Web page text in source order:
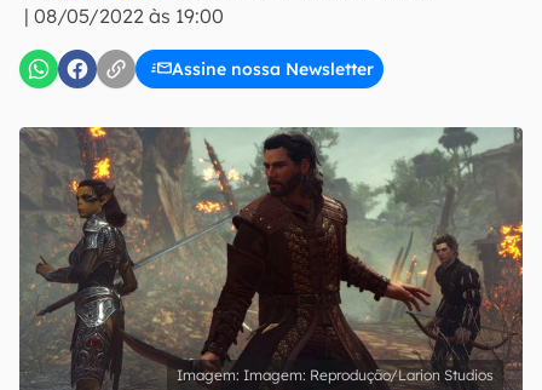
| 08/05/2022 às 19:00
Assine nossa Newsletter
Uso e Política de Privacidade do Canaltech.
Imagem: Reprodução/Larion Studios